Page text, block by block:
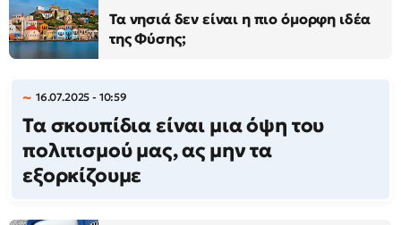
Τα νησιά δεν είναι η πιο όμορφη ιδέα
της Φύσης;
16.07.2025 - 10:59
Τα σκουπίδια είναι μια όψη του
πολιτισμού μας, ας μην τα
εξορκίζουμε